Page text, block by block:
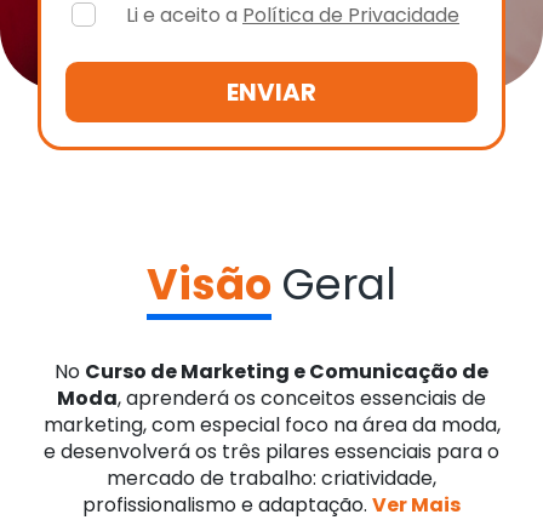
Li e aceito a Política de Privacidade
Visão Geral
No Curso de Marketing e Comunicação de
Moda, aprenderá os conceitos essenciais de
marketing, com especial foco na área da moda,
e desenvolverá os três pilares essenciais para o
mercado de trabalho: criatividade,
profissionalismo e adaptação. Ver Mais